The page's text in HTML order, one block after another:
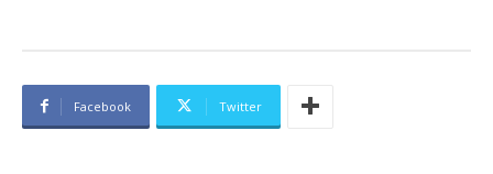
Facebook Twitter